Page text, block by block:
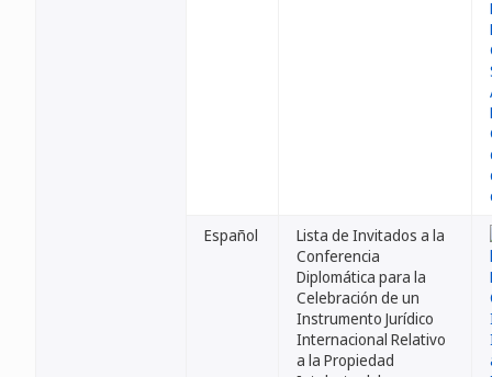
Español
Lista de Invitados a la
Conferencia
Diplomática para la
Celebración de un
Instrumento Jurídico
Internacional Relativo
a la Propiedad